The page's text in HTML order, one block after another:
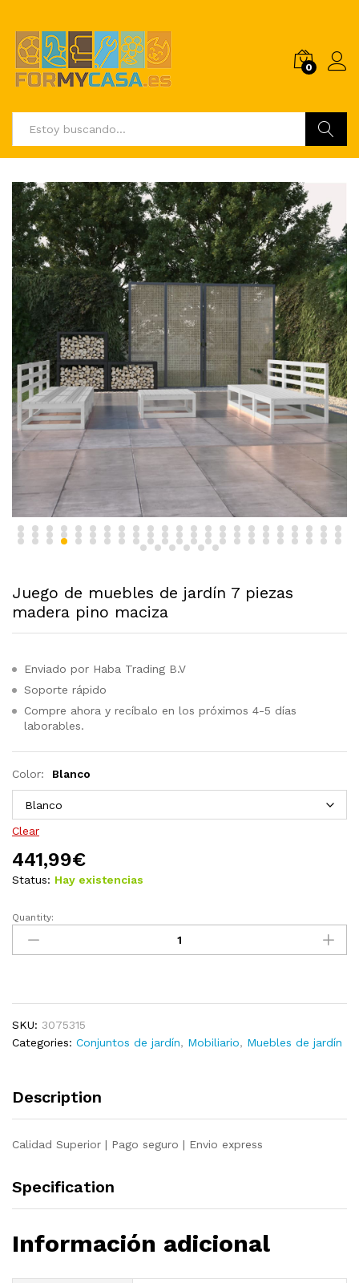
0
Juego de muebles de jardín 7 piezas
madera pino maciza
Enviado por Haba Trading B.V
Soporte rápido
Compre ahora y recíbalo en los próximos 4-5 días
laborables.
Color: Blanco
Clear
441,99€
Status: Hay existencias
Juego
muebles
piezas
madera
quantity
Quantity:
SKU: 3075315
Categories: Conjuntos de jardín, Mobiliario, Muebles de jardín
Description
Calidad Superior | Pago seguro | Envio express
Specification
Información adicional